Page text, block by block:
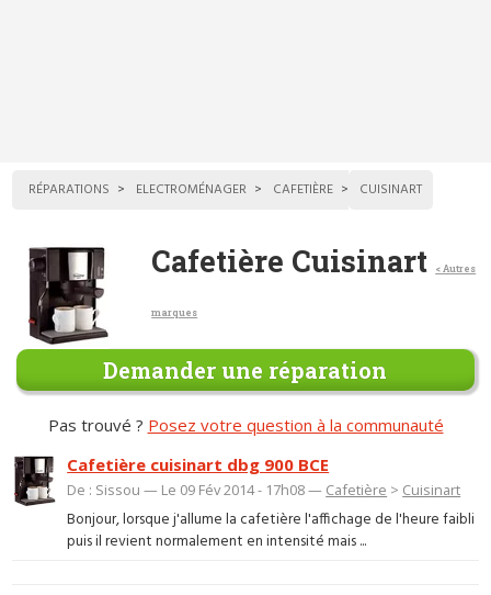
RÉPARATIONS ELECTROMÉNAGER CAFETIÈRE CUISINART
Cafetière Cuisinart < Autres
marques
Demander une réparation
Pas trouvé ? Posez votre question à la communauté
Cafetière cuisinart dbg 900 BCE
De : Sissou — Le 09 Fév 2014 - 17h08 — Cafetière > Cuisinart
Bonjour, lorsque j'allume la cafetière l'affichage de l'heure faibli
puis il revient normalement en intensité mais ...